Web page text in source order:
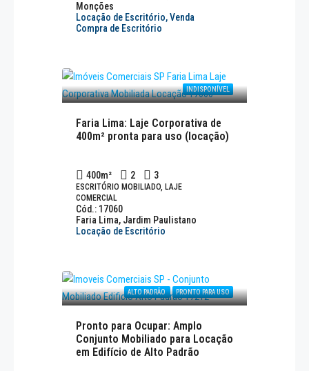
Monções
Locação de Escritório, Venda
Compra de Escritório
INDISPONÍVEL
Faria Lima: Laje Corporativa de
400m² pronta para uso (locação)
400m² 2 3
ESCRITÓRIO MOBILIADO, LAJE
COMERCIAL
Cód.: 17060
Faria Lima, Jardim Paulistano
Locação de Escritório
ALTO PADRÃO PRONTO PARA USO
Pronto para Ocupar: Amplo
Conjunto Mobiliado para Locação
em Edifício de Alto Padrão